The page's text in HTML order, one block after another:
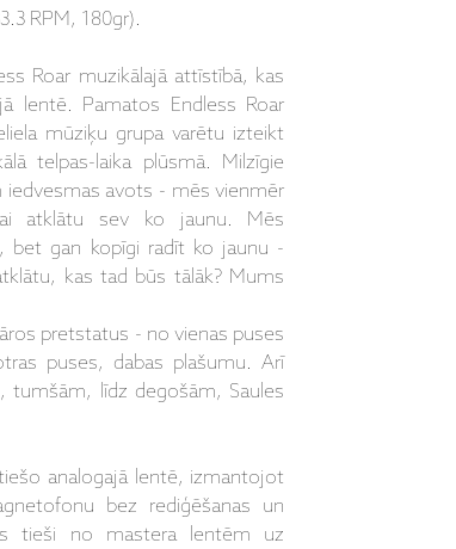
RPM, 180gr).
Roar muzikālajā attīstībā, kas
lentē. Pamatos Endless Roar
mūziķu grupa varētu izteikt
telpas-laika plūsmā. Milzīgie
iedvesmas avots - mēs vienmēr
atklātu sev ko jaunu. Mēs
bet gan kopīgi radīt ko jaunu -
kas tad būs tālāk? Mums
pretstatus - no vienas puses
puses, dabas plašumu. Arī
tumšām, līdz degošām, Saules
analogajā lentē, izmantojot
bez rediģēšanas un
tieši no mastera lentēm uz